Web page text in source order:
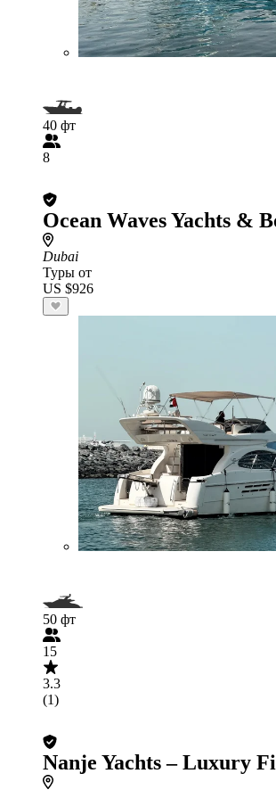
40 фт
8
Ocean Waves Yachts &
Dubai
Туры от
US $926
50 фт
15
3.3
(1)
Nanje Yachts – Luxury